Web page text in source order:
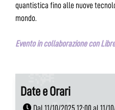
quantistica fino alle nuove
mondo.
Evento in collaborazione con
Date e Orari
Dal 11/10/2025 12:00 al 11/